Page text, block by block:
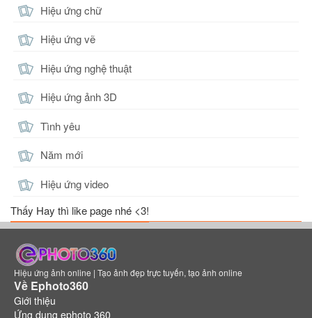
Hiệu ứng chữ
Hiệu ứng vẽ
Hiệu ứng nghệ thuật
Hiệu ứng ảnh 3D
Tình yêu
Năm mới
Hiệu ứng video
Thấy Hay thì like page nhé <3!
Hiệu ứng ảnh online | Tạo ảnh đẹp trực tuyến, tạo ảnh online
Về Ephoto360
Giới thiệu
Ứng dụng ephoto 360